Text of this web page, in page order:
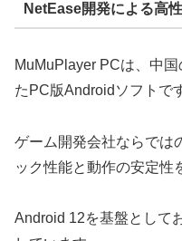
NetEase開発による高
MuMuPlayer PCは、中
たPC版Androidソフトで
ゲーム開発会社ならでは
ック性能と動作の安定性
Android 12を基盤として